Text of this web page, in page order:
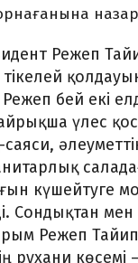
Режеп
бей екі
үлес
күшейтуге
Сондықтан мен
Режеп
рухани